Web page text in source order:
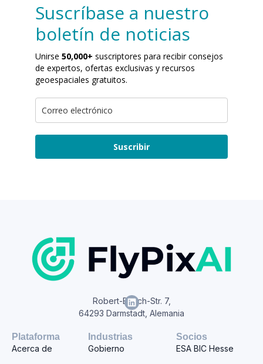
Suscríbase a nuestro
boletín de noticias
Unirse 50,000+ suscriptores para recibir consejos
de expertos, ofertas exclusivas y recursos
geoespaciales gratuitos.
Suscribir
Robert-Bosch-Str. 7,
64293 Darmstadt, Alemania
Plataforma
Acerca de
Industrias
Gobierno
Socios
ESA BIC Hesse